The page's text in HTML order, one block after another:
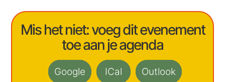
Mis het niet: voeg dit evenement
toe aan je agenda
Google ICal Outlook